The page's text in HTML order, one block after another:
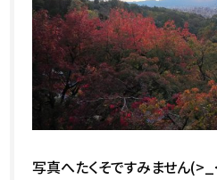
写真へたくそですみません